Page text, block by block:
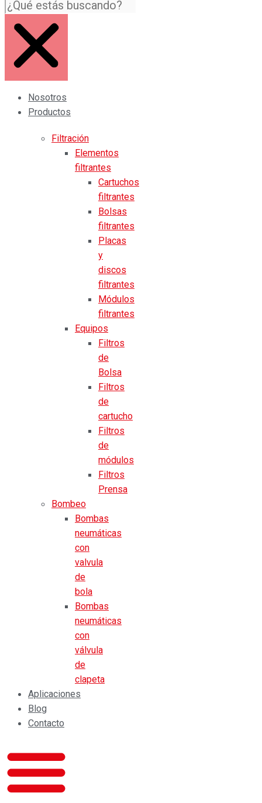
Nosotros
Productos
Filtración
Elementos
filtrantes
Cartuchos
filtrantes
Bolsas
filtrantes
Placas
y
discos
filtrantes
Módulos
filtrantes
Equipos
Filtros
de
Bolsa
Filtros
de
cartucho
Filtros
de
módulos
Filtros
Prensa
Bombeo
Bombas
neumáticas
con
valvula
de
bola
Bombas
neumáticas
con
válvula
de
clapeta
Aplicaciones
Blog
Contacto